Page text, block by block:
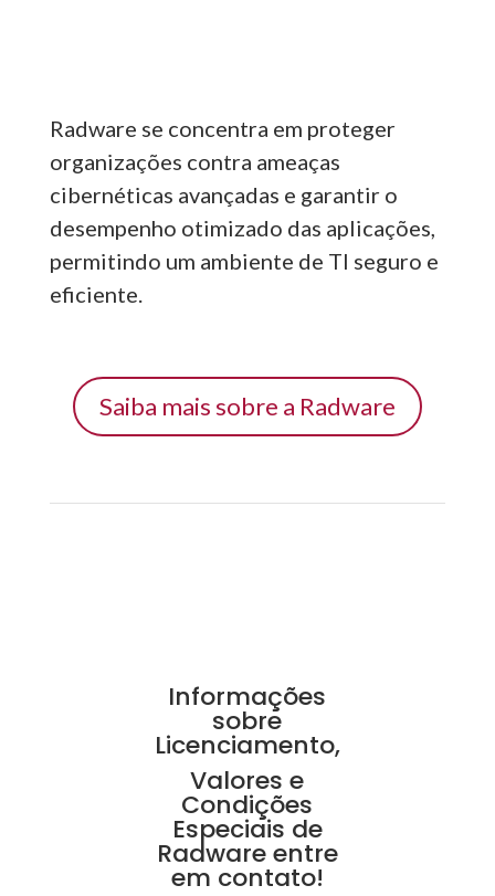
Radware se concentra em proteger
organizações contra ameaças
cibernéticas avançadas e garantir o
desempenho otimizado das aplicações,
permitindo um ambiente de TI seguro e
eficiente.
Saiba mais sobre a Radware
Informações
sobre
Licenciamento,
Valores e
Condições
Especiais de
Radware entre
em contato!